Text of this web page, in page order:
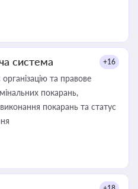
система +16
та правове
покарань,
виконання покарань та статус